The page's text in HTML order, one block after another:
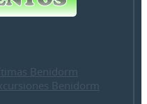
Benidorm
Benidorm